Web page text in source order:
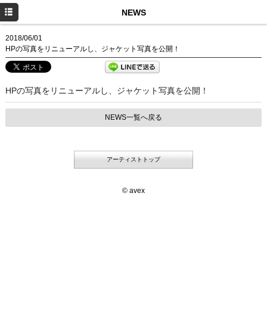
NEWS
2018/06/01
HPの写真をリニューアルし、ジャケット写真を公開！
HPの写真をリニューアルし、ジャケット写真を公開！
NEWS一覧へ戻る
アーティストトップ
© avex
NEWS
SCHEDULE
PROFILE
MOVIE